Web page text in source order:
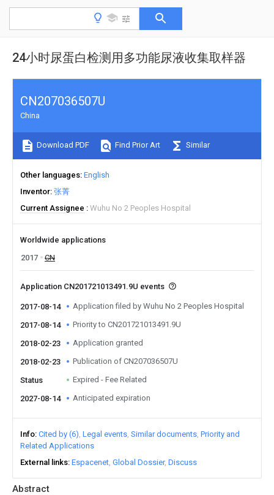
24小时尿蛋白检测用多功能尿液收集取样器
Abstract
CN207036507U
China
Download PDF Find Prior Art Similar
Other languages English
Inventor 张菁
Current Assignee
Wuhu No 2 Peoples Hospital
Worldwide applications
2017
CN
Application CN201721013491.9U events
2017-08-14 Application filed by Wuhu No 2 Peoples Hospital
2017-08-14 Priority to CN201721013491.9U
2018-02-23 Application granted
2018-02-23 Publication of CN207036507U
Status Expired - Fee Related
2027-08-14 Anticipated expiration
Info Cited by (6) Legal events Similar documents Priority and
Related Applications
External links Espacenet Global Dossier Discuss